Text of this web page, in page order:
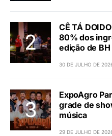
CÊ TÁ
80% dos
edição de BH
30 DE JULHO DE
ExpoAgro
grade de
música
29 DE JULHO DE